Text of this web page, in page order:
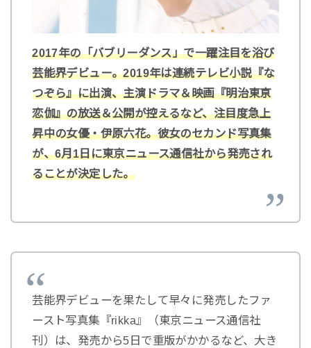
2017年の「バブリーダンス」で一躍注目を浴び
芸能界デビュー。2019年は連続テレビ小説『な
つぞら』に出演、主演ドラマ＆映画『明治東亰
恋伽』の放送＆公開が控えるなど、注目度急上
昇中の女優・伊原六花。彼女のセカンド写真集
が、6月1日に東京ニュース通信社から発売され
ることが決定した。
芸能界デビューを果たして早々に発売したファ
ースト写真集『rikka』（東京ニュース通信社
刊）は、発売から5日で重版がかかるなど、大き